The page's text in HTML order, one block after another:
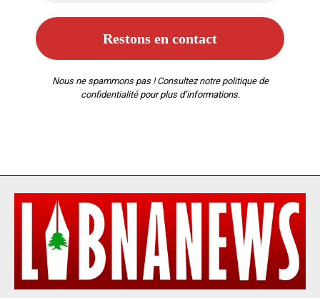
Nous ne spammons pas ! Consultez notre politique de
confidentialitépour plus d’informations.